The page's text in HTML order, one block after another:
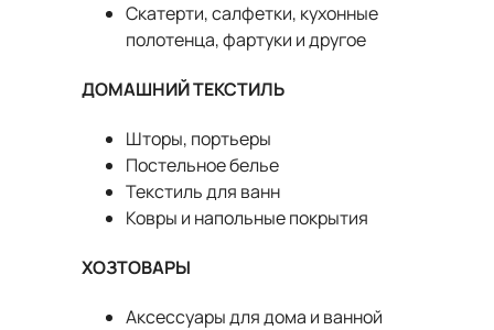
Скатерти, салфетки, кухонные
полотенца, фартуки и другое
ДОМАШНИЙ ТЕКСТИЛЬ
Шторы, портьеры
Постельное белье
Текстиль для ванн
Ковры и напольные покрытия
ХОЗТОВАРЫ
Аксессуары для дома и ванной